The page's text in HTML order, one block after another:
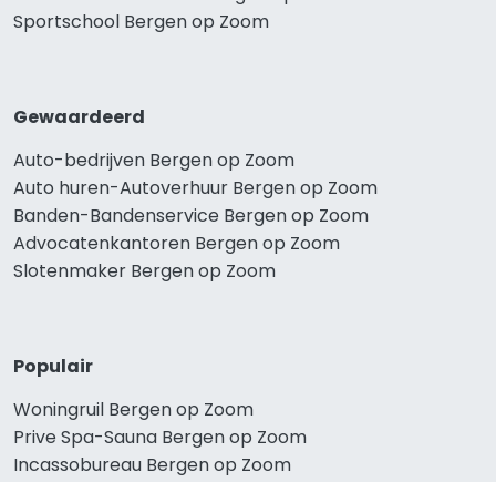
Sportschool Bergen op Zoom
Gewaardeerd
Auto-bedrijven Bergen op Zoom
Auto huren-Autoverhuur Bergen op Zoom
Banden-Bandenservice Bergen op Zoom
Advocatenkantoren Bergen op Zoom
Slotenmaker Bergen op Zoom
Populair
Woningruil Bergen op Zoom
Prive Spa-Sauna Bergen op Zoom
Incassobureau Bergen op Zoom